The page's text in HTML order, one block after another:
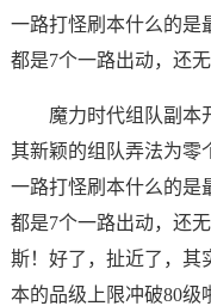
一路打怪刷本什么的是
都是7个一路出动，还无
魔力时代组队副本开
其新颖的组队弄法为零
一路打怪刷本什么的是
都是7个一路出动，还
斯！好了，扯近了，其
本的品级上限冲破80级